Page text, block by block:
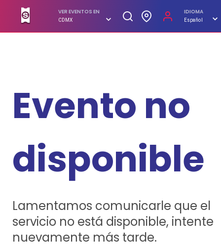
VER EVENTOS EN
CDMX
IDIOMA
Español
Evento no
disponible
Lamentamos comunicarle que el
servicio no está disponible, intente
nuevamente más tarde.
SUPERBOLETOS. No hagas filas, compra en línea